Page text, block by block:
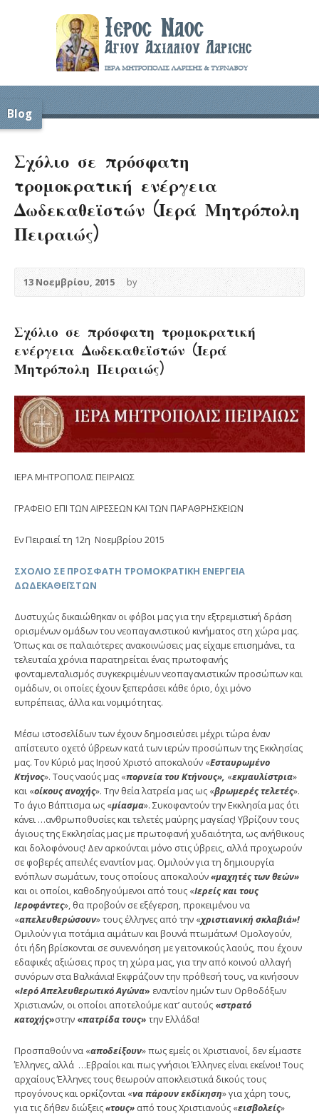
Blog
Σχόλιο σε πρόσφατη
τρομοκρατική ενέργεια
Δωδεκαθεϊστών (Ιερά Μητρόπολη
Πειραιώς)
13 Νοεμβρίου, 2015 by
Σχόλιο σε πρόσφατη τρομοκρατική
ενέργεια Δωδεκαθεϊστών (Ιερά
Μητρόπολη Πειραιώς)
ΙΕΡΑ ΜΗΤΡΟΠΟΛΙΣ ΠΕΙΡΑΙΩΣ
ΓΡΑΦΕΙΟ ΕΠΙ ΤΩΝ ΑΙΡΕΣΕΩΝ ΚΑΙ ΤΩΝ ΠΑΡΑΘΡΗΣΚΕΙΩΝ
Εν Πειραιεί τη 12η Νοεμβρίου 2015
ΣΧΟΛΙΟ ΣΕ ΠΡΟΣΦΑΤΗ ΤΡΟΜΟΚΡΑΤΙΚΗ ΕΝΕΡΓΕΙΑ
ΔΩΔΕΚΑΘΕΪΣΤΩΝ
Δυστυχώς δικαιώθηκαν οι φόβοι μας για την εξτρεμιστική δράση
ορισμένων ομάδων του νεοπαγανιστικού κινήματος στη χώρα μας.
Όπως και σε παλαιότερες ανακοινώσεις μας είχαμε επισημάνει, τα
τελευταία χρόνια παρατηρείται ένας πρωτοφανής
φονταμενταλισμός συγκεκριμένων νεοπαγανιστικών προσώπων και
ομάδων, οι οποίες έχουν ξεπεράσει κάθε όριο, όχι μόνο
ευπρέπειας, άλλα και νομιμότητας.
Μέσω ιστοσελίδων των έχουν δημοσιεύσει μέχρι τώρα έναν
απίστευτο οχετό ύβρεων κατά των ιερών προσώπων της Εκκλησίας
μας. Τον Κύριό μας Ιησού Χριστό αποκαλούν «Εσταυρωμένο
Κτήνος». Τους ναούς μας «πορνεία του Κτήνους», «εκμαυλίστρια»
και «οίκους ανοχής». Την θεία λατρεία μας ως «βρωμερές τελετές».
Το άγιο Βάπτισμα ως «μίασμα». Συκοφαντούν την Εκκλησία μας ότι
κάνει …ανθρωποθυσίες και τελετές μαύρης μαγείας! Υβρίζουν τους
άγιους της Εκκλησίας μας με πρωτοφανή χυδαιότητα, ως ανήθικους
και δολοφόνους! Δεν αρκούνται μόνο στις ύβρεις, αλλά προχωρούν
σε φοβερές απειλές εναντίον μας. Ομιλούν για τη δημιουργία
ενόπλων σωμάτων, τους οποίους αποκαλούν«μαχητές των θεών»
και οι οποίοι, καθοδηγούμενοι από τους «Ιερείς και τους
Ιεροφάντες», θα προβούν σε εξέγερση, προκειμένου να
«απελευθερώσουν» τους έλληνες από την «χριστιανική σκλαβιά»!
Ομιλούν για ποτάμια αιμάτων και βουνά πτωμάτων! Ομολογούν,
ότι ήδη βρίσκονται σε συνεννόηση με γειτονικούς λαούς, που έχουν
εδαφικές αξιώσεις προς τη χώρα μας, για την από κοινού αλλαγή
συνόρων στα Βαλκάνια! Εκφράζουν την πρόθεσή τους, να κινήσουν
«Ιερό Απελευθερωτικό Αγώνα» εναντίον ημών των Ορθοδόξων
Χριστιανών, οι οποίοι αποτελούμε κατ’ αυτούς «στρατό
κατοχής»στην «πατρίδα τους» την Ελλάδα!
Προσπαθούν να «αποδείξουν» πως εμείς οι Χριστιανοί, δεν είμαστε
Έλληνες, αλλά …Εβραίοι και πως γνήσιοι Έλληνες είναι εκείνοι! Τους
αρχαίους Έλληνες τους θεωρούν αποκλειστικά δικούς τους
προγόνους και ορκίζονται «να πάρουν εκδίκηση» για χάρη τους,
για τις δήθεν διώξεις«τους» από τους Χριστιανούς «εισβολείς»